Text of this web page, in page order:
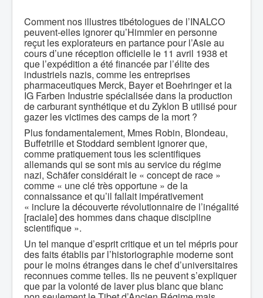
Comment nos illustres tibétologues de l’INALCO
peuvent-elles ignorer qu’Himmler en personne
reçut les explorateurs en partance pour l’Asie au
cours d’une réception officielle le 11 avril 1938 et
que l’expédition a été financée par l’élite des
industriels nazis, comme les entreprises
pharmaceutiques Merck, Bayer et Boehringer et la
IG Farben Industrie spécialisée dans la production
de carburant synthétique et du Zyklon B utilisé pour
gazer les victimes des camps de la mort ?
Plus fondamentalement, Mmes Robin, Blondeau,
Buffetrille et Stoddard semblent ignorer que,
comme pratiquement tous les scientifiques
allemands qui se sont mis au service du régime
nazi, Schäfer considérait le « concept de race »
comme « une clé très opportune » de la
connaissance et qu’il fallait impérativement
« inclure la découverte révolutionnaire de l’inégalité
[raciale] des hommes dans chaque discipline
scientifique ».
Un tel manque d’esprit critique et un tel mépris pour
des faits établis par l’historiographie moderne sont
pour le moins étranges dans le chef d’universitaires
reconnues comme telles. Ils ne peuvent s’expliquer
que par la volonté de laver plus blanc que blanc